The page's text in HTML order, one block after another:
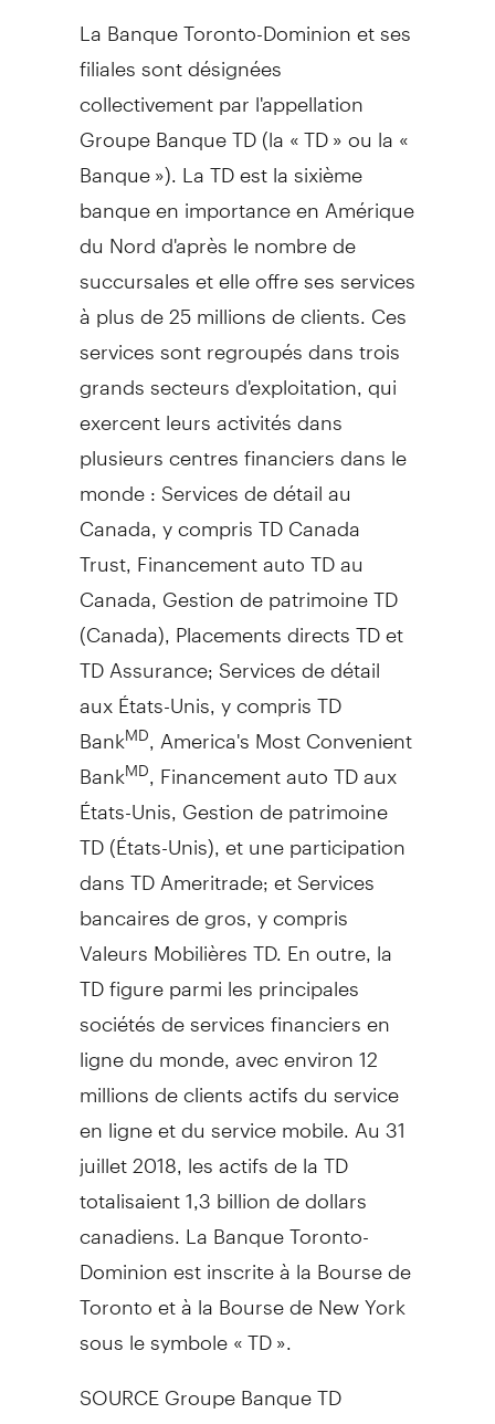
La Banque Toronto-Dominion et ses
filiales sont désignées
collectivement par l'appellation
Groupe Banque TD (la « TD » ou la «
Banque »). La TD est la sixième
banque en importance en Amérique
du Nord d'après le nombre de
succursales et elle offre ses services
à plus de 25 millions de clients. Ces
services sont regroupés dans trois
grands secteurs d'exploitation, qui
exercent leurs activités dans
plusieurs centres financiers dans le
monde : Services de détail au
Canada , y compris TD Canada
Trust, Financement auto TD au
Canada Gestion depatrimoine TD
(Canada), Placements directs TD et
TD Assurance; Services de détail
aux États-Unis, y compris TD
BankMD , America's Most Convenient
BankMD , Financement auto TD aux
États-Unis, Gestion depatrimoine
TD (États-Unis), et une participation
dans TD Ameritrade; et Services
bancaires de gros, y compris
Valeurs Mobilières TD. En outre, la
TD figure parmi les principales
sociétés de services financiers en
ligne du monde, avec environ 12
millions de clients actifs du service
en ligne et du service mobile. Au 31
juillet 2018, les actifs de la TD
totalisaient 1,3 billion de dollars
canadiens. La Banque Toronto-
Dominion est inscrite à la Bourse de
Torontoet à la Bourse deNew York
sous le symbole « TD ».
SOURCE Groupe Banque TD